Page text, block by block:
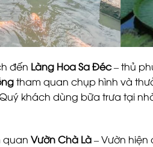
đến Làng Hoa Sa Đéc– thủ
tham quan chụp hình và
khách dùng bữa trưa tại
quan Vườn Chà Là– Vườn hiện